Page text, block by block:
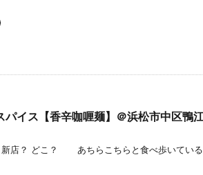
パイス【香辛咖喱麺】＠浜松市中区鴨
どこ？ あちらこちらと食べ歩いている